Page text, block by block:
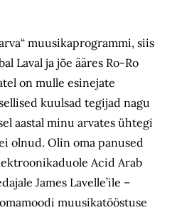
muusika­programmi, siis
Laval ja jõe ääres Ro-Ro
on mulle esinejate
kuulsad tegijad nagu
aastal minu arvates ühtegi
olnud. Olin oma panused
Acid Arab
James Lavelle’ile –
muusikatööstuse